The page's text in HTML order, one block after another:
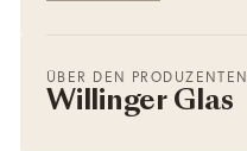
ÜBER DEN PRODUZENTEN
Willinger Glas